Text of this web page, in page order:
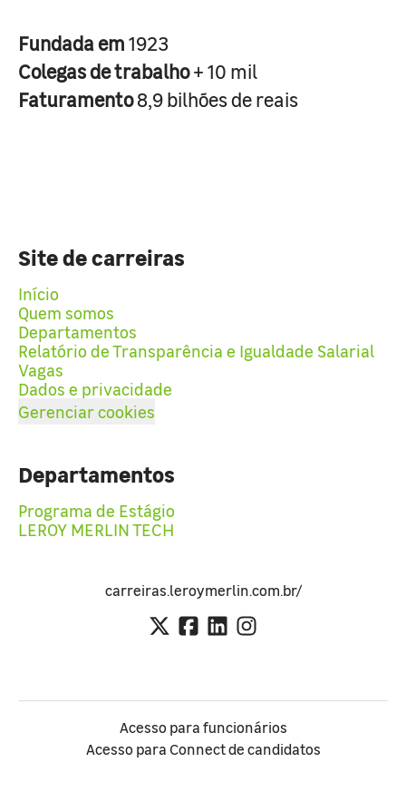
Fundada em1923
Colegas de trabalho+ 10 mil
Faturamento8,9 bilhões de reais
Site de carreiras
Início
Quem somos
Departamentos
Relatório de Transparência e Igualdade Salarial
Vagas
Dados e privacidade
Gerenciar cookies
Departamentos
Programa de Estágio
LEROY MERLIN TECH
carreiras.leroymerlin.com.br/
Acesso para funcionários
Acesso para Connect de candidatos